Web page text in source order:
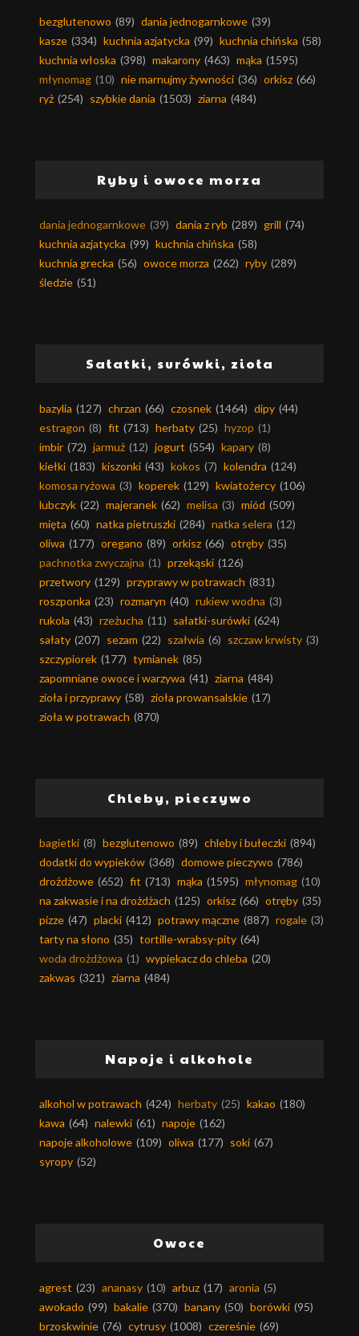
bezglutenowo (89) dania jednogarnkowe (39)
kasze (334) kuchnia azjatycka (99) kuchnia chińska (58)
kuchnia włoska (398) makarony (463) mąka (1595)
młynomag (10) nie marnujmy żywności (36) orkisz (66)
ryż (254) szybkie dania (1503) ziarna (484)
Ryby i owoce morza
dania jednogarnkowe (39) dania z ryb (289) grill (74)
kuchnia azjatycka (99) kuchnia chińska (58)
kuchnia grecka (56) owoce morza (262) ryby (289)
śledzie (51)
Sałatki, surówki, zioła
bazylia (127) chrzan (66) czosnek (1464) dipy (44)
estragon (8) fit (713) herbaty (25) hyzop (1)
imbir (72) jarmuż (12) jogurt (554) kapary (8)
kiełki (183) kiszonki (43) kokos (7) kolendra (124)
komosa ryżowa (3) koperek (129) kwiatożercy (106)
lubczyk (22) majeranek (62) melisa (3) miód (509)
mięta (60) natka pietruszki (284) natka selera (12)
oliwa (177) oregano (89) orkisz (66) otręby (35)
pachnotka zwyczajna (1) przekąski (126)
przetwory (129) przyprawy w potrawach (831)
roszponka (23) rozmaryn (40) rukiew wodna (3)
rukola (43) rzeżucha (11) sałatki-surówki (624)
sałaty (207) sezam (22) szałwia (6) szczaw krwisty (3)
szczypiorek (177) tymianek (85)
zapomniane owoce i warzywa (41) ziarna (484)
zioła i przyprawy (58) zioła prowansalskie (17)
zioła w potrawach (870)
Chleby, pieczywo
bagietki (8) bezglutenowo (89) chleby i bułeczki (894)
dodatki do wypieków (368) domowe pieczywo (786)
drożdżowe (652) fit (713) mąka (1595) młynomag (10)
na zakwasie i na drożdżach (125) orkisz (66) otręby (35)
pizze (47) placki (412) potrawy mączne (887) rogale (3)
tarty na słono (35) tortille-wrabsy-pity (64)
woda drożdżowa (1) wypiekacz do chleba (20)
zakwas (321) ziarna (484)
Napoje i alkohole
alkohol w potrawach (424) herbaty (25) kakao (180)
kawa (64) nalewki (61) napoje (162)
napoje alkoholowe (109) oliwa (177) soki (67)
syropy (52)
Owoce
agrest (23) ananasy (10) arbuz (17) aronia (5)
awokado (99) bakalie (370) banany (50) borówki (95)
brzoskwinie (76) cytrusy (1008) czereśnie (69)